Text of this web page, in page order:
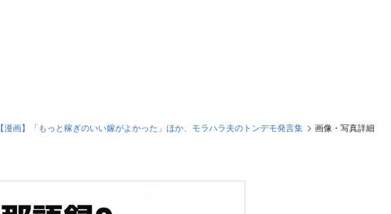
【漫画】「もっと稼ぎのいい嫁がよかった」ほか、モラハラ夫のトンデモ発言集 画像・写真詳細